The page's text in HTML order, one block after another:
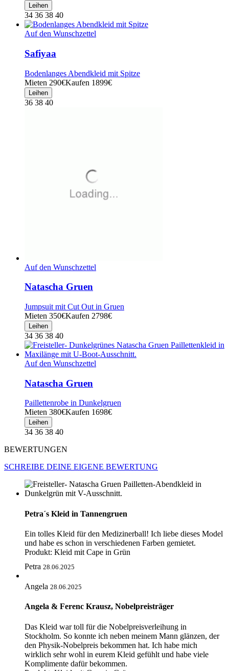
Leihen
34 36 38 40
Auf den Wunschzettel
Safiyaa
Bodenlanges Abendkleid mit Spitze
Mieten 290€Kaufen 1899€
Leihen
36 38 40
Auf den Wunschzettel
Natascha Gruen
Jumpsuit mit Cut Out in Gruen
Mieten 350€Kaufen 2798€
Leihen
34 36 38 40
Auf den Wunschzettel
Natascha Gruen
Paillettenrobe in Dunkelgruen
Mieten 380€Kaufen 1698€
Leihen
34 36 38 40
BEWERTUNGEN
SCHREIBE DEINE EIGENE BEWERTUNG
Petra´s Kleid in Tannengruen
Ein tolles Kleid für den Medizinerball! Ich liebe dieses Model
und habe es schon in verschiedenen Farben gemietet.
Produkt: Kleid mit Cape in Grün
Petra 28.06.2025
Angela 28.06.2025
Angela & Ferenc Krausz, Nobelpreisträger
Das Kleid war toll für die Nobelpreisverleihung in
Stockholm. So konnte ich neben meinem Mann glänzen, der
den Physik-Nobelpreis bekommen hat. Ich habe mich
wirklich sehr wohl in eurem Kleid gefühlt und habe viele
Komplimente dafür bekommen.